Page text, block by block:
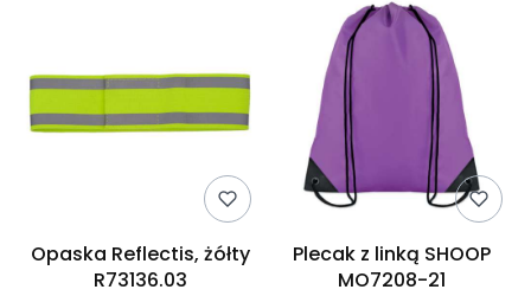
Opaska Reflectis, żółty
R73136.03
Plecak z linką SHOOP
MO7208-21